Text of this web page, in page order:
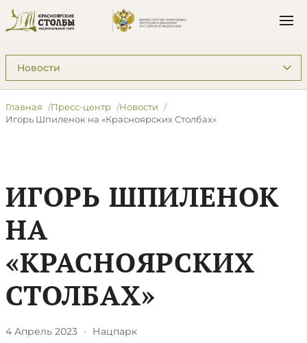
Подразделы: Пресс-центр
Главная Пресс-центр
Новости
Игорь Шпиленок на «Красноярских Столбах»
ИГОРЬ ШПИЛЕНОК
НА
«КРАСНОЯРСКИХ
СТОЛБАХ»
4 Апрель 2023 · Нацпарк